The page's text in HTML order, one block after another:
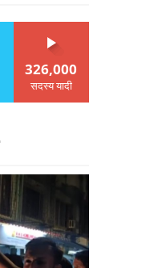
326,000
सदस्य यादी